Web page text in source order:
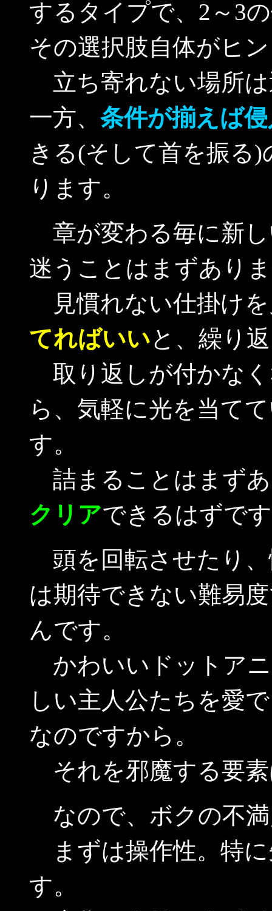
するタイプで、2～3
その選択肢自体がヒ
立ち寄れない場所
一方、 条件が揃えば
きる(そして首を振る
ります。
章が変わる毎に新
迷うことはまずあり
見慣れない仕掛け
てればいいと、繰り
取り返しが付かな
ら、気軽に光を当て
す。
詰まることはまず
クリアできるはずで
頭を回転させたり
は期待できない難易
んです。
かわいいドットア
しい主人公たちを愛
なのですから。
それを邪魔する要
なので、ボクの不
まずは操作性。特
す。